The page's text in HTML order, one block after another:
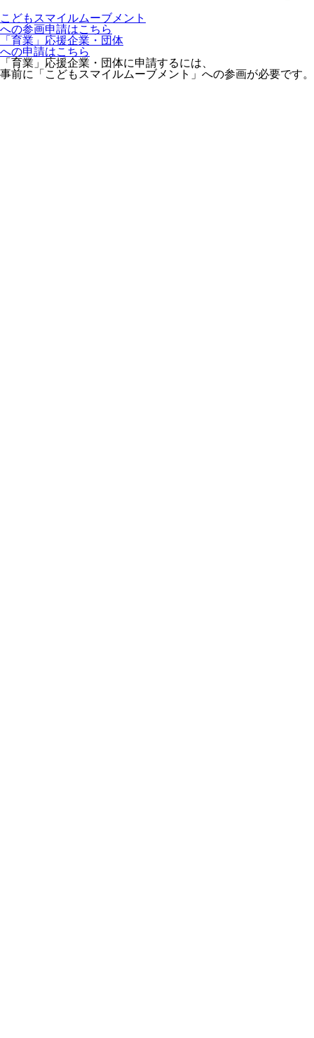
こどもスマイルムーブメント
への参画申請はこちら
「育業」応援企業・団体
への申請はこちら
「育業」応援企業・団体に申請するには、
事前に「こどもスマイルムーブメント」への参画が必要です。